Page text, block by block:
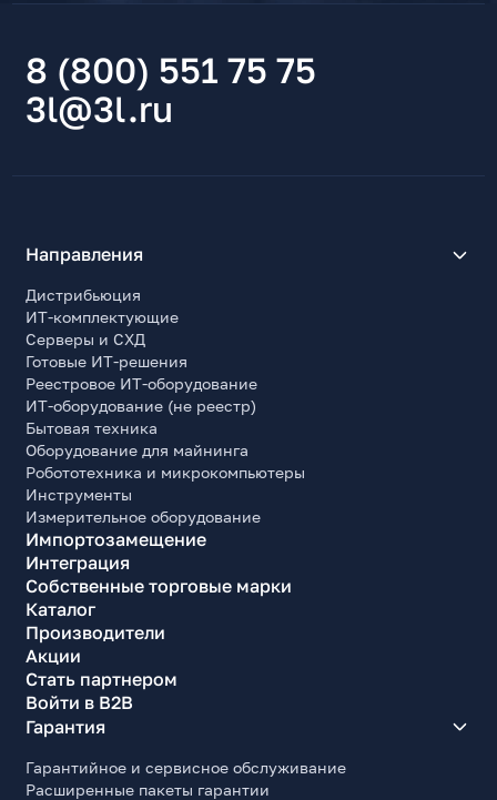
8 (800) 551 75 75
3l@3l.ru
Направления
Дистрибьюция
ИТ-комплектующие
Серверы и СХД
Готовые ИТ-решения
Реестровое ИТ-оборудование
ИТ-оборудование (не реестр)
Бытовая техника
Оборудование для майнинга
Робототехника и микрокомпьютеры
Инструменты
Измерительное оборудование
Импортозамещение
Интеграция
Собственные торговые марки
Каталог
Производители
Акции
Стать партнером
Войти в B2B
Гарантия
Гарантийное и сервисное обслуживание
Расширенные пакеты гарантии